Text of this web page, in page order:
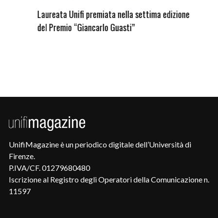
Laureata Unifi premiata nella settima edizione
del Premio “Giancarlo Guasti”
UnifiMagazine è un periodico digitale dell’Università di
Firenze.
P.IVA/CF. 01279680480
Iscrizione al Registro degli Operatori della Comunicazione n.
11597